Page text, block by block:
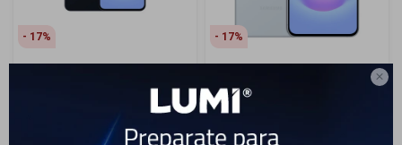

17
GB Dark Blue - Dark Blue
USD593
17
GB Dark Blue - Light Blue
USD 799
USD 659